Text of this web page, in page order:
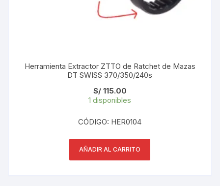
Herramienta Extractor ZTTO de Ratchet de Mazas
DT SWISS 370/350/240s
S/115.00
1 disponibles
CÓDIGO: HER0104
AÑADIR AL CARRITO